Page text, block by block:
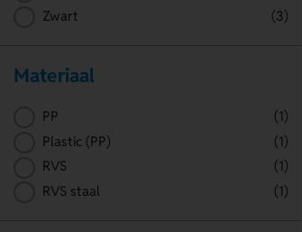
Zwart
(3)
Materiaal
PP
(1)
Plastic (PP)
(1)
RVS
(1)
RVS staal
(1)